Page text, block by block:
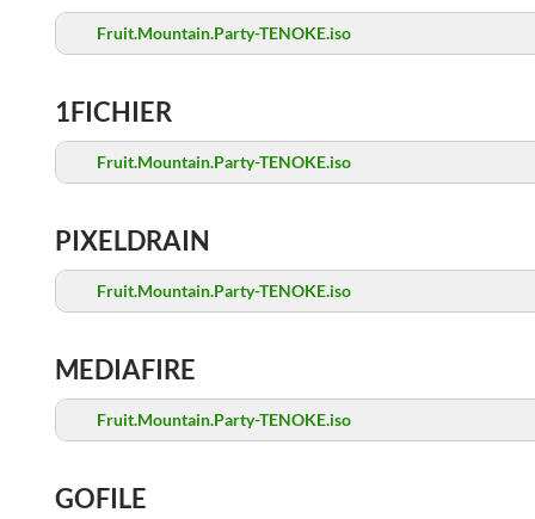
Fruit.Mountain.Party-TENOKE.iso
1FICHIER
Fruit.Mountain.Party-TENOKE.iso
PIXELDRAIN
Fruit.Mountain.Party-TENOKE.iso
MEDIAFIRE
Fruit.Mountain.Party-TENOKE.iso
GOFILE